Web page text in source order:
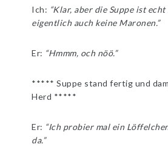
Ich: “Klar, aber die Suppe ist
eigentlich auch keine Maronen.”
Er: “Hmmm, och nöö.”
***** Suppe stand fertig und
Herd *****
Er: “Ich probier mal ein
da.”